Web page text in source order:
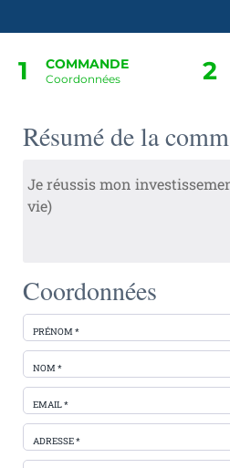
1 COMMANDE
Coordonnées 2
Résumé de la
Je réussis mon
vie)
Coordonnées
PRÉNOM *
NOM *
EMAIL *
ADRESSE *